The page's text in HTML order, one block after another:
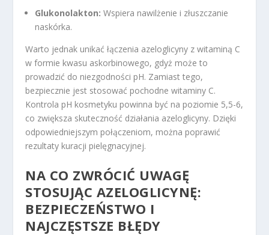
Glukonolakton: Wspiera nawilżenie i złuszczanie
naskórka.
Warto jednak unikać łączenia azeloglicyny z witaminą C
w formie kwasu askorbinowego, gdyż może to
prowadzić do niezgodności pH. Zamiast tego,
bezpiecznie jest stosować pochodne witaminy C.
Kontrola pH kosmetyku powinna być na poziomie 5,5-6,
co zwiększa skuteczność działania azeloglicyny. Dzięki
odpowiedniejszym połączeniom, można poprawić
rezultaty kuracji pielęgnacyjnej.
NA CO ZWRÓCIĆ UWAGĘ
STOSUJĄC AZELOGLICYNĘ:
BEZPIECZEŃSTWO I
NAJCZĘSTSZE BŁĘDY